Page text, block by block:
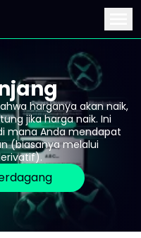
mengarahkan Anda ke
harganya akan naik,
jika harga naik. Ini
mana Anda mendapat
(biasanya melalui